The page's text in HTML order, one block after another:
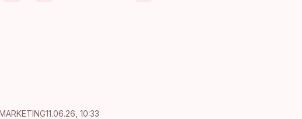
11.06.26, 10:33